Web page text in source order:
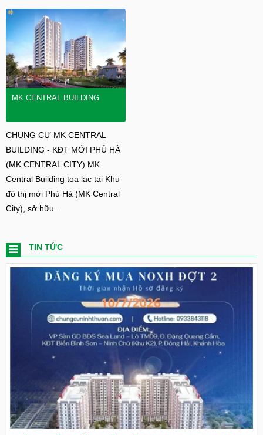
MK CENTRAL BUILDING
CHUNG CƯ MK CENTRAL
BUILDING - KĐT MỚI PHỦ HÀ
(MK CENTRAL CITY) MK
Central Building tọa lạc tại Khu
đô thị mới Phủ Hà (MK Central
City), sở hữu...
TIN TỨC